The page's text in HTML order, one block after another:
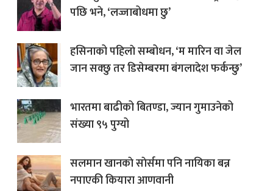
पछि भने, ‘लज्जाबोधमा छु’
हसिनाको पहिलाे सम्बोधन, ‘म मारिन वा जेल
जान सक्छु तर डिसेम्बरमा बंगलादेश फर्कन्छु’
भारतमा बाढीको बितण्डा, ज्यान गुमाउनेको
संख्या ९५ पुग्यो
सलमान खानकाे साेर्समा पनि नायिका बन्न
नपाएकी कियारा आणवानी